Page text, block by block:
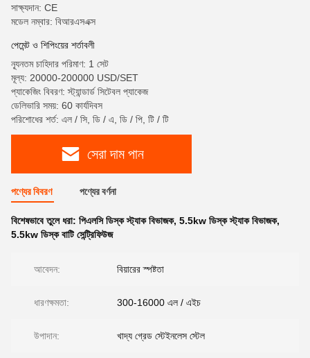
সাক্ষ্যদান: CE
মডেল নম্বার: বিআরএসএক্স
পেমেন্ট ও শিপিংয়ের শর্তাবলী
ন্যূনতম চাহিদার পরিমাণ: 1 সেট
মূল্য: 20000-200000 USD/SET
প্যাকেজিং বিবরণ: স্ট্যান্ডার্ড সিটেবল প্যাকেজ
ডেলিভারি সময়: 60 কার্যদিবস
পরিশোধের শর্ত: এল / সি, ডি / এ, ডি / পি, টি / টি
সেরা দাম পান
পণ্যের বিবরণ পণ্যের বর্ণনা
বিশেষভাবে তুলে ধরা: পিএলসি ডিস্ক স্ট্যাক বিভাজক, 5.5kw ডিস্ক স্ট্যাক বিভাজক,
5.5kw ডিস্ক বাটি সেন্ট্রিফিউজ
আবেদন: বিয়ারের স্পষ্টতা
ধারণক্ষমতা: 300-16000 এল / এইচ
উপাদান: খাদ্য গ্রেড স্টেইনলেস স্টেল